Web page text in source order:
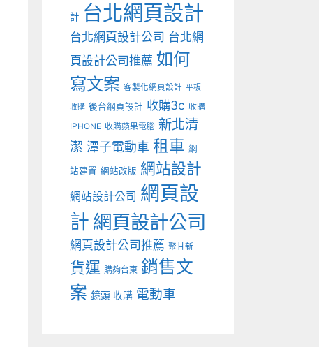
計 台北網頁設計
台北網頁設計公司 台北網
頁設計公司推薦 如何
寫文案 客製化網頁設計 平板
收購 後台網頁設計 收購3c 收購
IPHONE 收購蘋果電腦 新北清
潔 潭子電動車 租車 網
站建置 網站改版 網站設計
網站設計公司 網頁設
計 網頁設計公司
網頁設計公司推薦 聚甘新
貨運 購夠台東 銷售文
案 鏡頭 收購 電動車